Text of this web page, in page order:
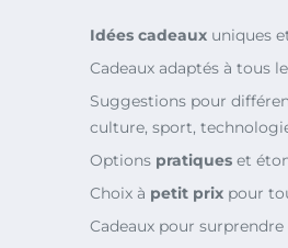
Idées cadeaux uniques
Cadeaux adaptés à tous
Suggestions pour
culture, sport,
Options pratiques et
Choix à petit prix pour
Cadeaux pour surprendre